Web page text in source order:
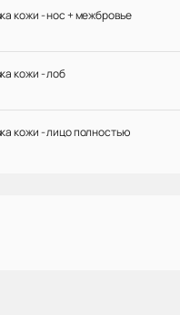
кожи - нос + межбровье
кожи - лоб
кожи - лицо полностью